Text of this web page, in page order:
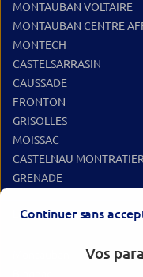
MONTAUBAN VOLTAIRE
MONTAUBAN CENTRE
MONTECH
CASTELSARRASIN
CAUSSADE
FRONTON
GRISOLLES
MOISSAC
CASTELNAU MONTRATIER
GRENADE
Les agences Banque
Continuer sans
Vos